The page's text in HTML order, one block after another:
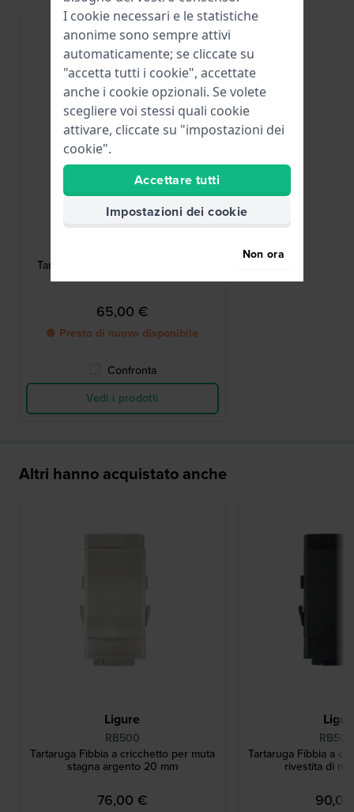
Ligure
Tartaruga Fibbia a farfalla in acciaio
inossidabile 20 mm
65,00 €
● Presto di nuovo disponibile
Confronta
Vedi i prodotti
Altri hanno acquistato anche
Ligure
RB500
Tartaruga Fibbia a cricchetto per muta
stagna argento 20 mm
76,00 €
Tartaruga Fibbia a
rivestita di
I cookie necessari e le statistiche
anonime sono sempre attivi
automaticamente; se cliccate su
"accetta tutti i cookie", accettate
anche i cookie opzionali. Se volete
scegliere voi stessi quali cookie
attivare, cliccate su "impostazioni dei
cookie".
Accettare tutti
Impostazioni dei cookie
Non ora